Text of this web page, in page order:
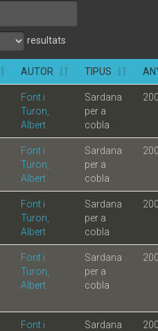
resultats
AUTOR TIPUS
Font i
Turon,
Albert
Sardana
per a
cobla
Font i
Turon,
Albert
Sardana
per a
cobla
Font i
Turon,
Albert
Sardana
per a
cobla
Font i
Turon,
Albert
Sardana
per a
cobla
Font i
Sardana